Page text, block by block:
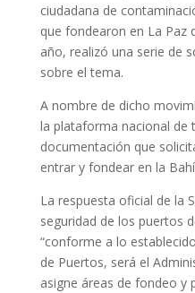
ciudadana de
que fondearon en La Paz
año, realizó una serie de
sobre el tema.
A nombre de dicho
la plataforma nacional de
documentación que
entrar y fondear en la
La respuesta oficial de la
seguridad de los puertos
“conforme a lo
de Puertos, será el
asigne áreas de fondeo y